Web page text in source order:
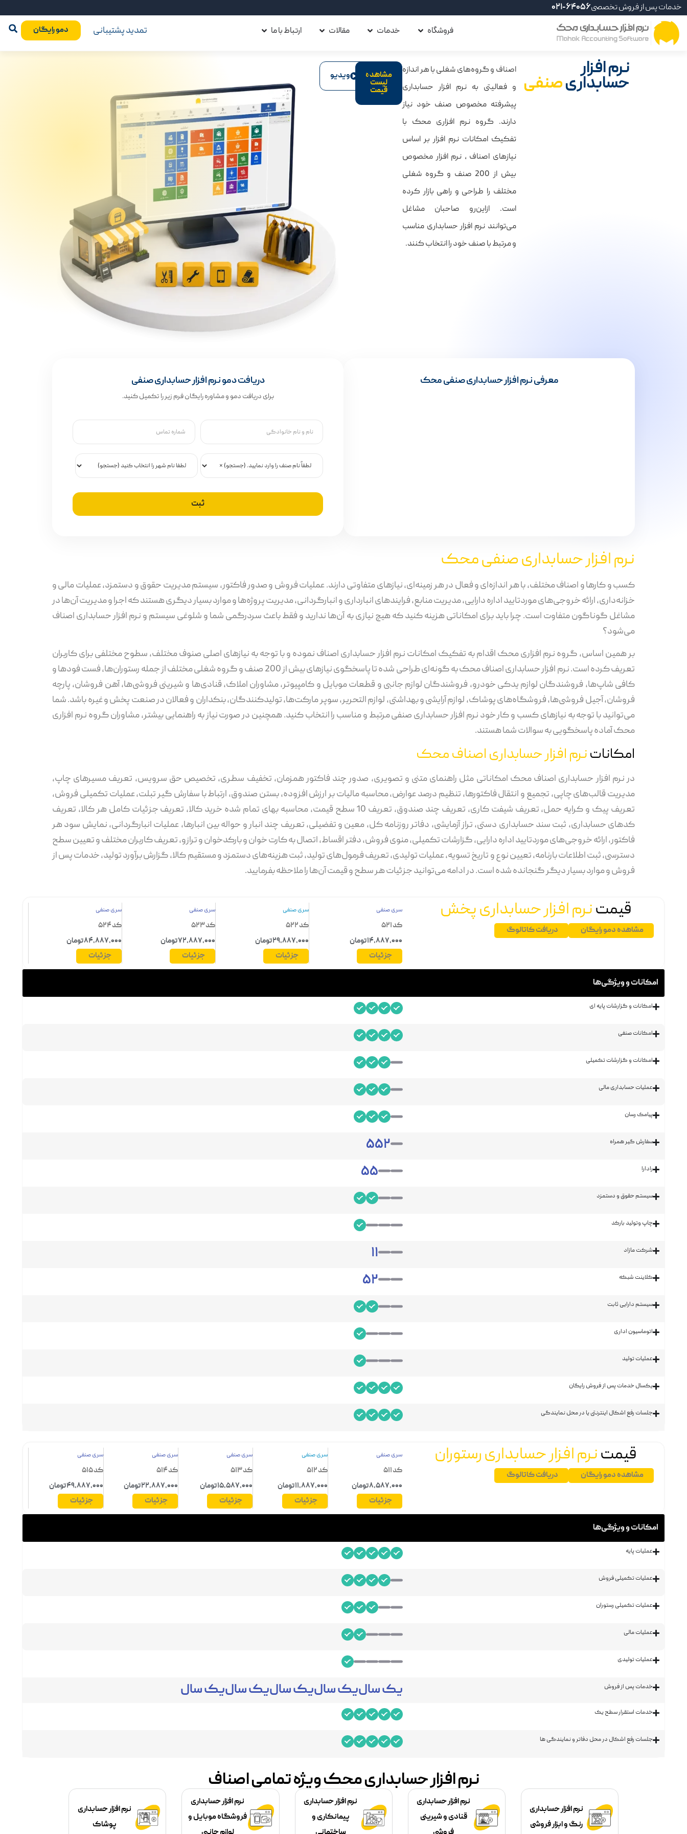
خدمات پس از فروش تخصصی021-64056
فروشگاه خدمات مقالات ارتباط با ما تمدید پشتیبانی دمو رایگان
نرم افزار
حسابداریصنفی
اصناف و گروه‌های شغلی با هر اندازه
و فعالیتی به نرم افزار حسابداری
پیشرفته مخصوص صنف خود نیاز
دارند. گروه نرم افزاری محک با
تفکیک امکانات نرم افزار بر اساس
نیازهای اصناف ، نرم افزار مخصوص
بیش از 200 صنف و گروه شغلی
مختلف را طراحی و راهی بازار کرده
است. ازاین‌رو صاحبان مشاغل
می‌توانند نرم افزار حسابداری مناسب
و مرتبط با صنف خود را انتخاب کنند.
مشاهده
لیست
قیمت
ویدیو
معرفی نرم افزار حسابداری صنفی محک دریافت دمو نرم افزار حسابداری صنفی
برای دریافت دمو و مشاوره رایگان فرم زیر را تکمیل کنید.
نرم افزار حسابداری صنفی محک
کسب و کارها و اصناف مختلف، با هر اندازه‌ای و فعال در هر زمینه‌ای، نیازهای متفاوتی دارند. عملیات فروش و صدور فاکتور، سیستم مدیریت حقوق و دستمزد، عملیات مالی و
خزانه‌داری، ارائه خروجی‌های موردتایید اداره دارایی، مدیریت منابع، فرایندهای انبارداری و انبارگردانی، مدیریت پروژه‌ها و موارد بسیار دیگری هستند که اجرا و مدیریت آن‌ها در
مشاغل گوناگون متفاوت است. چرا باید برای امکاناتی هزینه کنید که هیچ نیازی به آن‌ها ندارید و فقط باعث سردرگمی شما و شلوغی سیستم و نرم افزار حسابداری اصناف
می‌شود؟
بر همین اساس، گروه نرم افزاری محک اقدام به تفکیک امکانات نرم افزار حسابداری اصناف نموده و با توجه به نیازهای اصلی صنوف مختلف، سطوح مختلفی برای کاربران
تعریف کرده است. نرم افزار حسابداری اصناف محک به گونه‌ای طراحی شده تا پاسخگوی نیازهای بیش از 200 صنف و گروه شغلی مختلف از جمله رستوران‌ها، فست فودها و
کافی شاپ‌ها، فروشندگان لوازم یدکی خودرو، فروشندگان لوازم جانبی و قطعات موبایل و کامپیوتر، مشاوران املاک، قنادی‌ها و شیرینی فروشی‌ها، آهن فروشان، پارچه
فروشان، آجیل فروشی‌ها، فروشگاه‌های پوشاک، لوازم آرایشی و بهداشتی، لوازم التحریر، سوپر مارکت‌ها، تولیدکنندگان، بنکداران و فعالان در صنعت پخش و غیره باشد. شما
می‌توانید با توجه به نیازهای کسب و کار خود نرم افزار حسابداری صنفی مرتبط و مناسب را انتخاب کنید. همچنین در صورت نیاز به راهنمایی بیشتر، مشاوران گروه نرم افزاری
محک آماده پاسخگویی به سوالات شما هستند.
امکاناتنرم افزار حسابداری اصناف محک
در نرم افزار حسابداری اصناف محک امکاناتی مثل راهنمای متنی و تصویری، صدور چند فاکتور همزمان، تخفیف سطری، تخصیص حق سرویس، تعریف مسیرهای چاپ،
مدیریت قالب‌های چاپی، تجمیع و انتقال فاکتورها، تنظیم درصد عوارض، محاسبه مالیات بر ارزش افزوده، بستن صندوق، ارتباط با سفارش گیر تبلت، عملیات تکمیلی فروش،
تعریف پیک و کرایه حمل، تعریف شیفت کاری، تعریف چند صندوق، تعریف 10 سطح قیمت، محاسبه بهای تمام شده خرید کالا، تعریف جزئیات کامل هر کالا، تعریف
کدهای حسابداری، ثبت سند حسابداری دستی، تراز آزمایشی، دفاتر روزنامه کل، معین و تفضیلی، تعریف چند انبار و حواله بین انبارها، عملیات انبارگردانی، نمایش سود هر
فاکتور، ارائه خروجی‌های موردتایید اداره دارایی، گزارشات تکمیلی، منوی فروش، دفتر اقساط، اتصال به کارت خوان و بارکدخوان و ترازو، تعریف کاربران مختلف و تعیین سطح
دسترسی، ثبت اطلاعات بارنامه، تعیین نوع و تاریخ تسویه، عملیات تولیدی، تعریف فرمول‌های تولید، ثبت هزینه‌های دستمزد و مستقیم کالا، گزارش برآورد تولید، خدمات پس از
فروش و موارد بسیار دیگر گنجانده شده است. در ادامه می‌توانید جزئیات هر سطح و قیمت‌ آن‌ها را ملاحظه بفرمایید.
قیمتنرم افزار حسابداری پخش
مشاهده دمو رایگان دریافت کاتالوگ
سری صنفی
کد 521
14,887,000 تومان
جزئیات
سری صنفی
کد 522
29,887,000 تومان
جزئیات
سری صنفی
کد 523
72,887,000 تومان
جزئیات
سری صنفی
کد 524
84,887,000 تومان
جزئیات
امکانات و ویژگی‌ها
امکانات و گزارشات پایه ای
امکانات صنفی
امکانات و گزارشات تکمیلی
عملیات حسابداری مالی
پیامک رسان
سفارش گیر همراه 2
5
5
رادارا 5
5
سیستم حقوق و دستمزد
چاپ وتولید بارکد
شرکت مازاد 1
1
کلاینت شبکه 2
5
سیستم دارایی ثابت
اتوماسیون اداری
عملیات تولید
یکسال خدمات پس از فروش رایگان
جلسات رفع اشکال اینترنتی یا در محل نمایندگی
قیمتنرم افزار حسابداری رستوران
مشاهده دمو رایگان دریافت کاتالوگ
سری صنفی
کد 511
8,587,000 تومان
جزئیات
سری صنفی
کد 512
11,887,000 تومان
جزئیات
سری صنفی
کد 513
15,587,000 تومان
جزئیات
سری صنفی
کد 514
22,887,000 تومان
جزئیات
سری صنفی
کد 515
49,887,000 تومان
جزئیات
امکانات و ویژگی‌ها
عملیات پایه
عملیات تکمیلی فروش
عملیات تکمیلی رستوران
عملیات مالی
عملیات تولیدی
خدمات پس از فروش یک سالیک سالیک سالیک سالیک سال
خدمات استقرار سطح یک
جلسات رفع اشکال در محل دفاتر و نمایندگی ها
نرم افزار حسابداری محک ویژه تمامی اصناف
نرم افزار حسابداری
رنگ و ابزار فروشی
نرم افزار حسابداری
قنادی و شیرینی
نرم افزار حسابداری
پیمانکاری و
نرم افزار حسابداری
فروشگاه موبایل و
نرم افزار حسابداری
پوشاک